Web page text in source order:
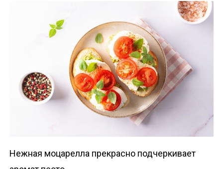
Нежная моцарелла прекрасно подчеркивает